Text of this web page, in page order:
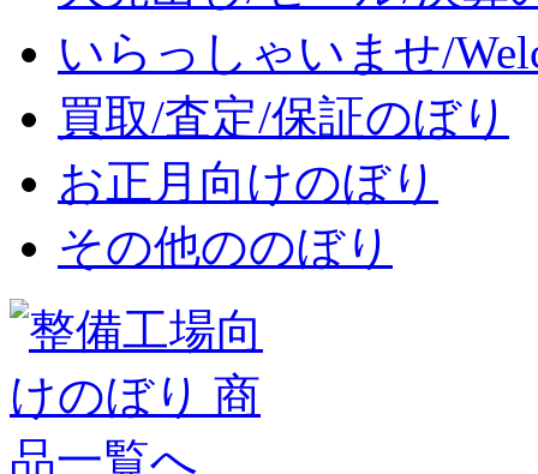
いらっしゃいませ/
買取/査定/保証のぼり
お正月向けのぼり
その他ののぼり